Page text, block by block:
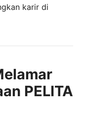
karir di
PELITA